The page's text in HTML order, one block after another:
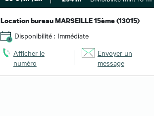
Location bureau MARSEILLE 15ème (13015)
Disponibilité : Immédiate
Afficher le
numéro
Envoyer un
message